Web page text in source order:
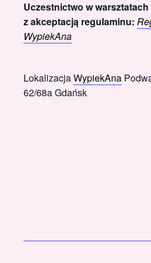
Uczestnictwo w
z akceptacją regulaminu:
WypiekAna
LokalizacjaWypiekAna
62/68a Gdańsk